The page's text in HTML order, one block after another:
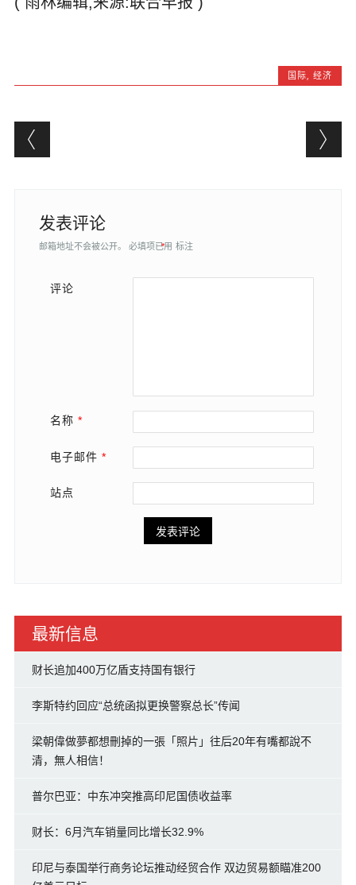
国际,经济
Post navigation
发表评论
邮箱地址不会被公开。 必填项已用
* 标注
评论
名称 *
电子邮件 *
站点
最新信息
财长追加400万亿盾支持国有银行
李斯特约回应“总统函拟更换警察总长”传闻
梁朝偉做夢都想刪掉的一張「照片」往后20年有嘴都說不
清，無人相信！
普尔巴亚：中东冲突推高印尼国债收益率
财长：6月汽车销量同比增长32.9%
印尼与泰国举行商务论坛推动经贸合作 双边贸易额瞄准200